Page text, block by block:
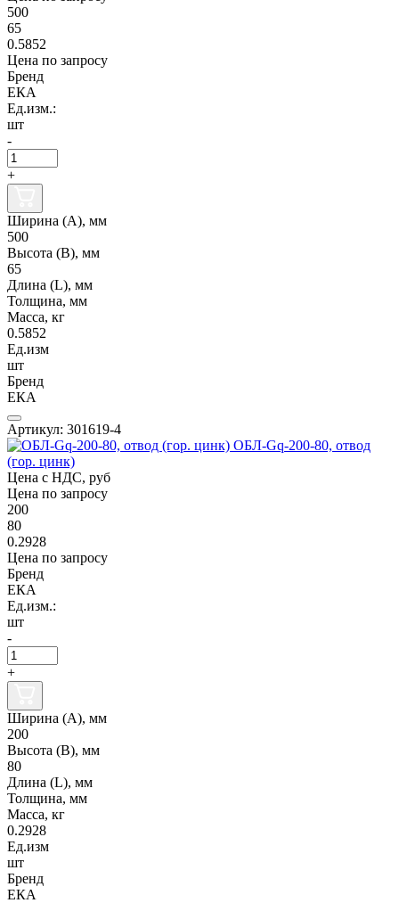
500
65
0.5852
Цена по запросу
Бренд
ЕКА
Ед.изм.:
шт
-
+
Ширина (А), мм
500
Высота (В), мм
65
Длина (L), мм
Толщина, мм
Масса, кг
0.5852
Ед.изм
шт
Бренд
ЕКА
Артикул: 301619-4
ОБЛ-Gq-200-80, отвод
(гор. цинк)
Цена с НДС, руб
Цена по запросу
200
80
0.2928
Цена по запросу
Бренд
ЕКА
Ед.изм.:
шт
-
+
Ширина (А), мм
200
Высота (В), мм
80
Длина (L), мм
Толщина, мм
Масса, кг
0.2928
Ед.изм
шт
Бренд
ЕКА